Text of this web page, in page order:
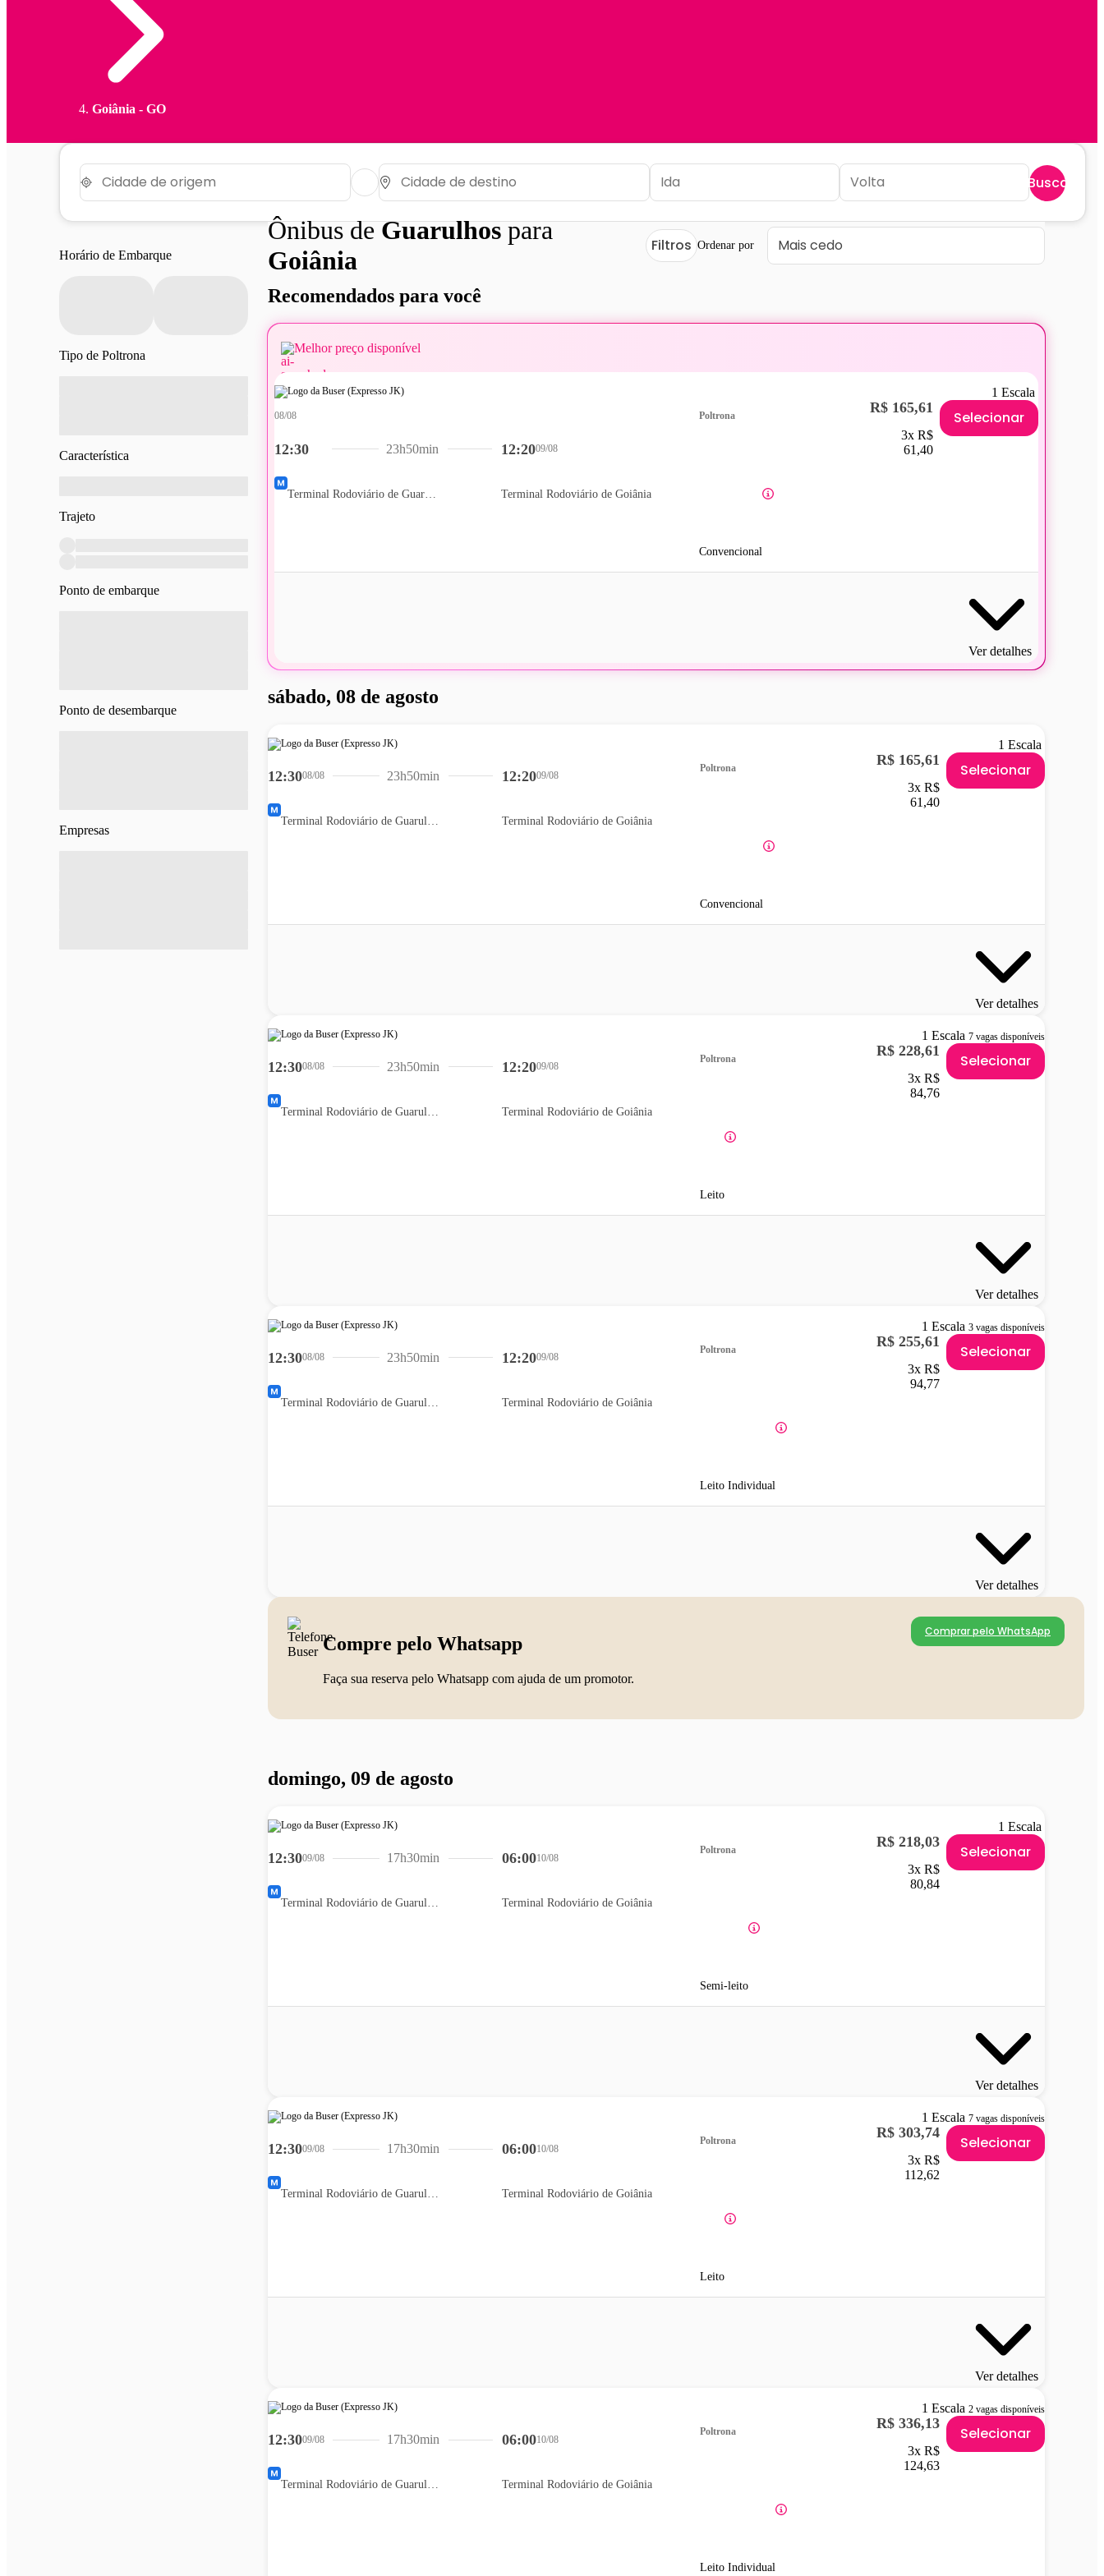
Goiânia - GO
Buscar
Horário de Embarque
Tipo de Poltrona
Característica
Trajeto
Ponto de embarque
Ponto de desembarque
Empresas
Ônibus deGuarulhospara
Goiânia
Filtros Ordenar por
Recomendados para você
Melhor preço disponível
1 Escala
12:30
08/08
12:2009/08
Terminal Rodoviário de Goiânia
23h50min
Poltrona
Convencional
R$ 165,61
3x R$
61,40
Selecionar
Ver detalhes
sábado, 08 de agosto
1 Escala
12:3008/08 12:2009/08
Terminal Rodoviário de Goiânia
23h50min
Poltrona
Convencional
R$ 165,61
3x R$
61,40
Selecionar
Ver detalhes
1 Escala 7 vagas disponíveis
12:3008/08 12:2009/08
Terminal Rodoviário de Goiânia
23h50min
Poltrona
Leito
R$ 228,61
3x R$
84,76
Selecionar
Ver detalhes
1 Escala 3 vagas disponíveis
12:3008/08 12:2009/08
Terminal Rodoviário de Goiânia
23h50min
Poltrona
Leito Individual
R$ 255,61
3x R$
94,77
Selecionar
Ver detalhes
Compre pelo Whatsapp
Faça sua reserva pelo Whatsapp com ajuda de um promotor.
Comprar pelo WhatsApp
domingo, 09 de agosto
1 Escala
12:3009/08
Terminal Rodoviário de Guarulhos
06:0010/08
Terminal Rodoviário de Goiânia
17h30min
Poltrona
Semi-leito
R$ 218,03
3x R$
80,84
Selecionar
Ver detalhes
1 Escala 7 vagas disponíveis
12:3009/08
Terminal Rodoviário de Guarulhos
06:0010/08
Terminal Rodoviário de Goiânia
17h30min
Poltrona
Leito
R$ 303,74
3x R$
112,62
Selecionar
Ver detalhes
1 Escala 2 vagas disponíveis
12:3009/08
Terminal Rodoviário de Guarulhos
06:0010/08
Terminal Rodoviário de Goiânia
17h30min
Poltrona
Leito Individual
R$ 336,13
3x R$
124,63
Selecionar